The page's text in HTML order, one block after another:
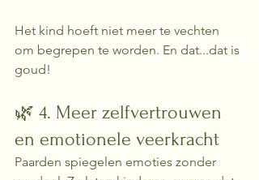
Het kind hoeft niet meer te vechten
om begrepen te worden. En dat...dat is
goud!
🌿 4. Meer zelfvertrouwen
en emotionele veerkracht
Paarden spiegelen emoties zonder